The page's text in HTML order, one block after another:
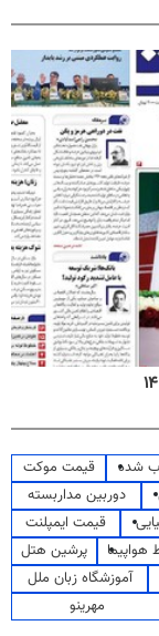
شده
قیمت موکت
دوربین مداربسته
قیمت ایمپلنت
هواپیما
پرشین هتل
آموزشگاه زبان ملل
مهرینو